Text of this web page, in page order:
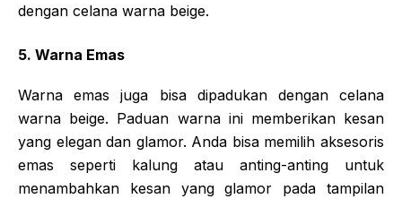
dengan celana warna beige.
5. Warna Emas
Warna emas juga bisa dipadukan dengan celana
warna beige. Paduan warna ini memberikan kesan
yang elegan dan glamor. Anda bisa memilih aksesoris
emas seperti kalung atau anting-anting untuk
menambahkan kesan yang glamor pada tampilan